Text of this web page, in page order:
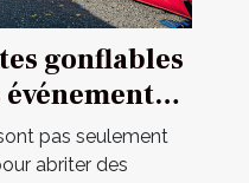
gonflables
pas seulement
abriter des